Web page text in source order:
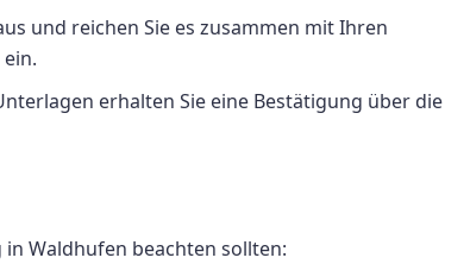
und reichen Sie es zusammen mit Ihren
erhalten Sie eine Bestätigung über die
Waldhufen beachten sollten: